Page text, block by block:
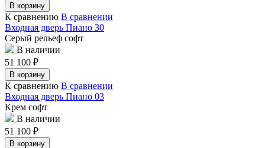
В корзину
К сравнению В сравнении
Входная дверь Пиано 30
Серый рельеф софт
В наличии
51 100 ₽
В корзину
К сравнению В сравнении
Входная дверь Пиано 03
Крем софт
В наличии
51 100 ₽
В корзину